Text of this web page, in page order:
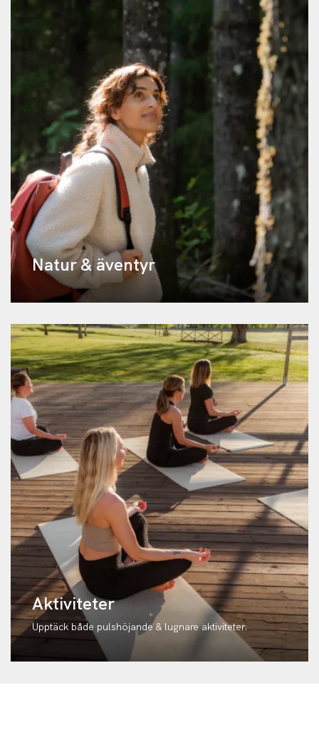
Natur & äventyr
Aktiviteter
Upptäck både pulshöjande & lugnare aktiviteter.